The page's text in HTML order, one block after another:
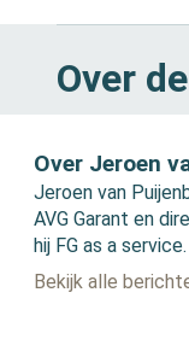
Over
Over Jeroen
Jeroen van
AVG Garant en
hij FG as a service.
Bekijk alle